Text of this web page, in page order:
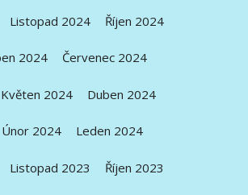
Listopad 2024 Říjen 2024
2024 Červenec 2024
Květen 2024 Duben 2024
Únor 2024 Leden 2024
Listopad 2023 Říjen 2023